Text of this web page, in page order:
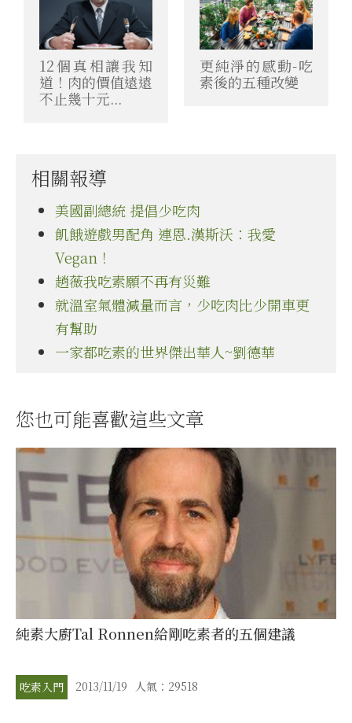
12個真相讓我知
道！肉的價值遠遠
不止幾十元...
更純淨的感動-吃
素後的五種改變
相關報導
美國副總統 提倡少吃肉
飢餓遊戲男配角 連恩.漢斯沃：我愛
Vegan！
趙薇我吃素願不再有災難
就溫室氣體減量而言，少吃肉比少開車更
有幫助
一家都吃素的世界傑出華人~劉德華
您也可能喜歡這些文章
純素大廚Tal Ronnen給剛吃素者的五個建議
吃素入門 2013/11/19 人氣：29518